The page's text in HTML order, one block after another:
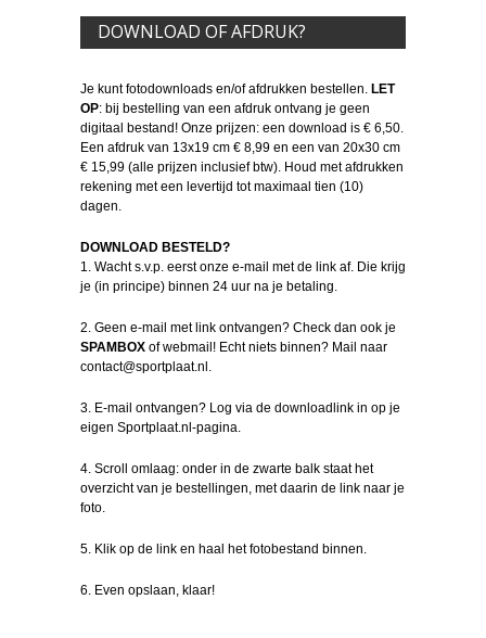
DOWNLOAD OF AFDRUK?
Je kunt fotodownloads en/of afdrukken bestellen. LET
OP: bij bestelling van een afdruk ontvang je geen
digitaal bestand! Onze prijzen: een download is € 6,50.
Een afdruk van 13x19 cm € 8,99 en een van 20x30 cm
€ 15,99 (alle prijzen inclusief btw). Houd met afdrukken
rekening met een levertijd tot maximaal tien (10)
dagen.
DOWNLOAD BESTELD?
1. Wacht s.v.p. eerst onze e-mail met de link af. Die krijg
je (in principe) binnen 24 uur na je betaling.
2. Geen e-mail met link ontvangen? Check dan ook je
SPAMBOX of webmail! Echt niets binnen? Mail naar
contact@sportplaat.nl.
3. E-mail ontvangen? Log via de downloadlink in op je
eigen Sportplaat.nl-pagina.
4. Scroll omlaag: onder in de zwarte balk staat het
overzicht van je bestellingen, met daarin de link naar je
foto.
5. Klik op de link en haal het fotobestand binnen.
6. Even opslaan, klaar!